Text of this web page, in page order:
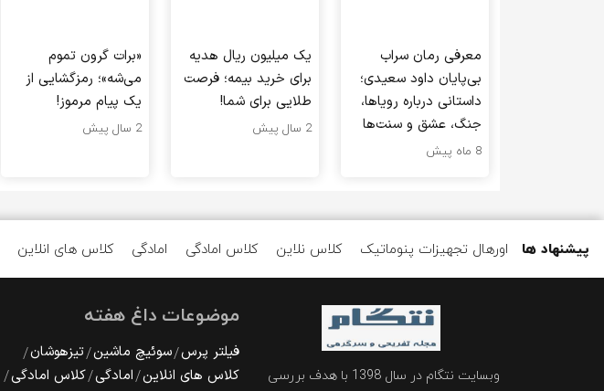
معرفی رمان سراب
بی‌پایان داود سعیدی؛
داستانی درباره رویاها،
جنگ، عشق و سنت‌ها
8 ماه پیش
یک میلیون ریال هدیه
برای خرید بیمه؛ فرصت
طلایی برای شما!
2 سال پیش
«برات گرون تموم
می‌شه»؛ رمزگشایی از
یک پیام مرموز!
2 سال پیش
پیشنهاد ها کلاس های انلاین امادگی کلاس امادگی کلاس نلاین اورهال تجهیزات پنوماتیک
وبسایت نتگام در سال 1398 با هدف بررسی
موضوعات داغ هفته
فیلتر پرس سوئیچ ماشین تیزهوشان
کلاس های انلاین امادگی کلاس امادگی